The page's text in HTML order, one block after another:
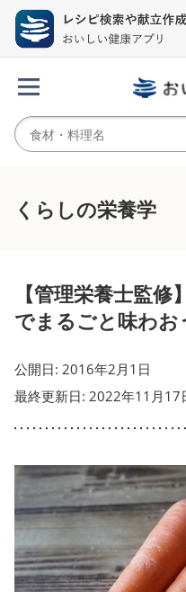
くらしの栄養学
【管理栄養士監
でまるごと味わお
公開日: 2016年2月1日
最終更新日: 2022年11月17